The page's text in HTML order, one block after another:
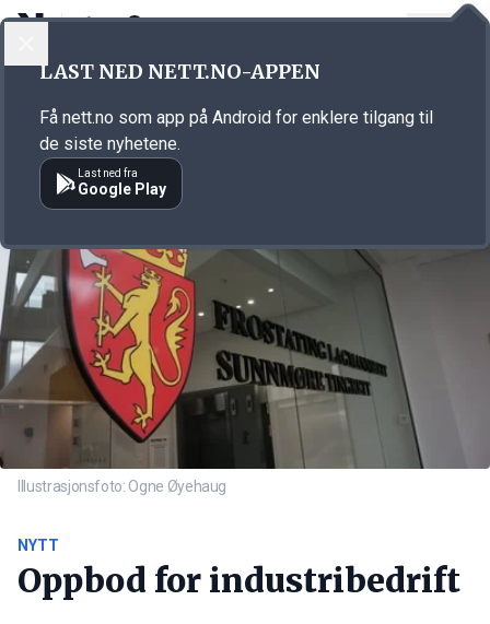
Annonsørinnhold
Illustrasjonsfoto: Ogne Øyehaug
NYTT
Oppbod for industribedrift
LAST NED NETT.NO-APPEN
Få nett.no som app på Android for enklere tilgang til
de siste nyhetene.
Last ned fra
Google Play